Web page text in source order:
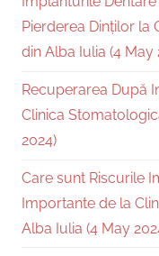
Pierderea Dinților la
din Alba Iulia (4 May
Recuperarea După
Clinica
2024)
Care sunt Riscurile
Importante de la
Alba Iulia (4 May